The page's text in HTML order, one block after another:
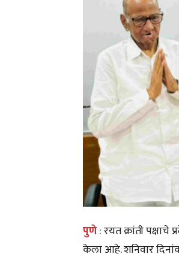
पुणे: रयत क्रांती पक्षाचे
केला आहे. शनिवार